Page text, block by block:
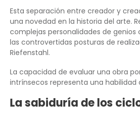
Esta separación entre creador y
una novedad en la historia del arte.
complejas personalidades de genios
las controvertidas posturas de
Riefenstahl.
La capacidad de evaluar una obra
intrínsecos representa una
La sabiduría de los